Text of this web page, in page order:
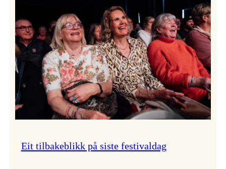
Eit tilbakeblikk på siste festivaldag